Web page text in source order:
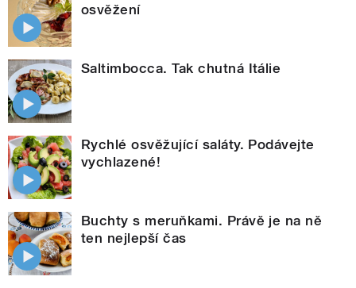
osvěžení
Saltimbocca. Tak chutná Itálie
Rychlé osvěžující saláty. Podávejte
vychlazené!
Buchty s meruňkami. Právě je na ně
ten nejlepší čas